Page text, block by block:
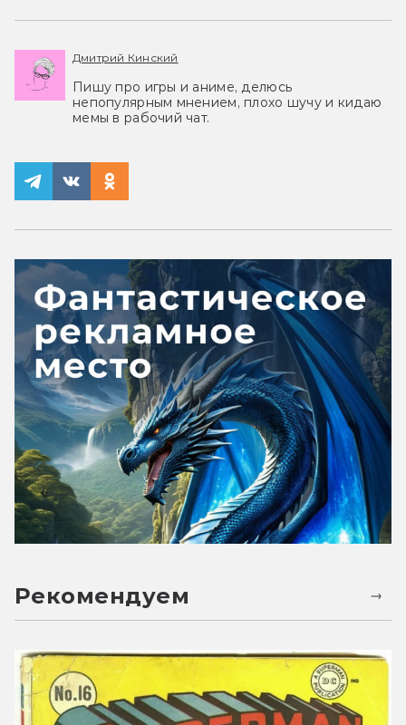
Дмитрий Кинский
Пишу про игры и аниме, делюсь
непопулярным мнением, плохо шучу и кидаю
мемы в рабочий чат.
Рекомендуем